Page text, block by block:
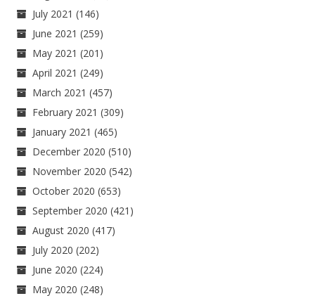
July 2021 (146)
June 2021 (259)
May 2021 (201)
April 2021 (249)
March 2021 (457)
February 2021 (309)
January 2021 (465)
December 2020 (510)
November 2020 (542)
October 2020 (653)
September 2020 (421)
August 2020 (417)
July 2020 (202)
June 2020 (224)
May 2020 (248)